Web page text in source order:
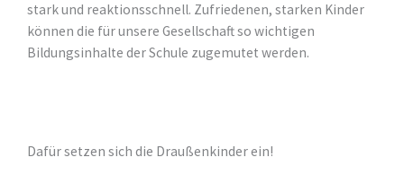
stark und reaktionsschnell. Zufriedenen, starken Kinder
können die für unsere Gesellschaft so wichtigen
Bildungsinhalte der Schule zugemutet werden.
Dafür setzen sich die Draußenkinder ein!